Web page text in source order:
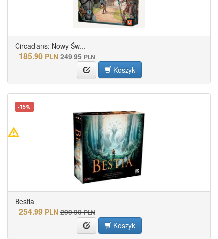
Circadians: Nowy Św...
185.90 PLN 249.95 PLN
Koszyk
-15%
Bestia
254.99 PLN 299.90 PLN
Koszyk